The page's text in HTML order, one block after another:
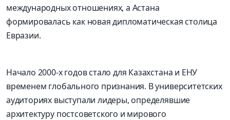
международных отношениях, а Астана
формировалась как новая дипломатическая столица
Евразии.
Начало 2000-х годов стало для Казахстана и ЕНУ
временем глобального признания. В университетских
аудиториях выступали лидеры, определявшие
архитектуру постсоветского и мирового